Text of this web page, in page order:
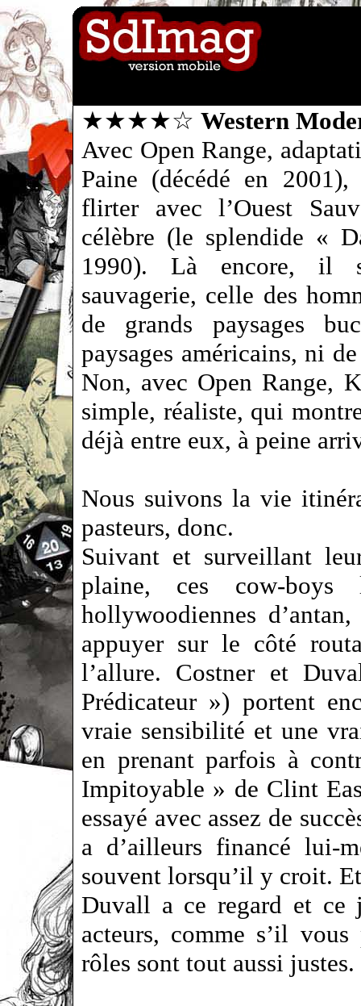
★★★★☆ Western
Avec Open Range,
Paine (décédé en
flirter avec l’Ouest
célèbre (le splendide «
1990). Là encore, il
sauvagerie, celle des
de grands paysages
paysages américains, ni
Non, avec Open Range,
simple, réaliste, qui
déjà entre eux, à peine
Nous suivons la vie
pasteurs, donc.
Suivant et surveillant
plaine, ces cow-
hollywoodiennes
appuyer sur le côté
l’allure. Costner et
Prédicateur ») portent
vraie sensibilité et une
en prenant parfois à
Impitoyable » de Clint
essayé avec assez de
a d’ailleurs financé lui-
souvent lorsqu’il y croit.
Duvall a ce regard et ce
acteurs, comme s’il
rôles sont tout aussi justes.